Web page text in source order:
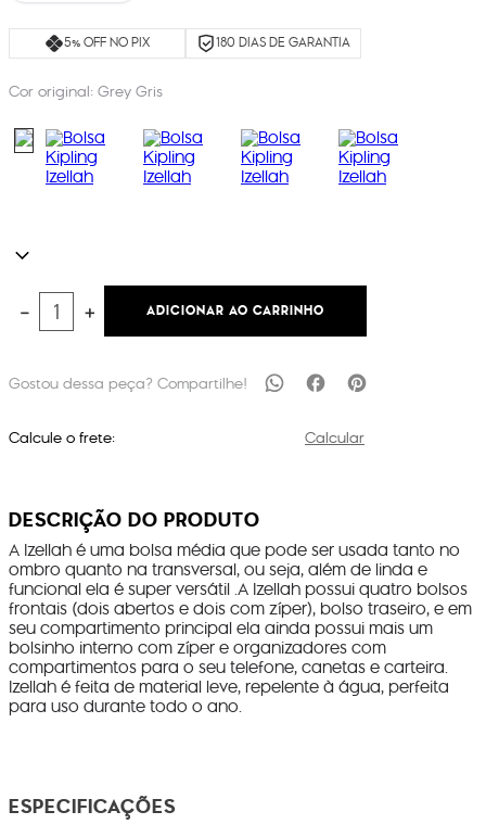
5% OFF NO PIX 180 DIAS DE GARANTIA
Cor original: Grey Gris
＋
－ ADICIONAR AO CARRINHO
Calcule o frete: Calcular
DESCRIÇÃO DO PRODUTO
A Izellah é uma bolsa média que pode ser usada tanto no
ombro quanto na transversal, ou seja, além de linda e
funcional ela é super versátil .A Izellah possui quatro bolsos
frontais (dois abertos e dois com zíper), bolso traseiro, e em
seu compartimento principal ela ainda possui mais um
bolsinho interno com zíper e organizadores com
compartimentos para o seu telefone, canetas e carteira.
Izellah é feita de material leve, repelente à água, perfeita
para uso durante todo o ano.
ESPECIFICAÇÕES